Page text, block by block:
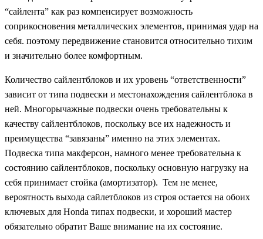
“сайлента” как раз компенсирует возможность
соприкосновения металлических элементов, принимая удар на
себя. поэтому передвижение становится относительно тихим
и значительно более комфортным.
Количество сайлентблоков и их уровень “ответственности”
зависит от типа подвески и местонахождения сайлентблока в
ней. Многорычажные подвески очень требовательны к
качеству сайлентблоков, поскольку все их надежность и
преимущества “завязаны” именно на этих элементах.
Подвеска типа макферсон, намного менее требовательна к
состоянию сайлентблоков, поскольку основную нагрузку на
себя принимает стойка (амортизатор). Тем не менее,
вероятность выхода сайлетблоков из строя остается на обоих
ключевых для Honda типах подвески, и хороший мастер
обязательно обратит Ваше внимание на их состояние.